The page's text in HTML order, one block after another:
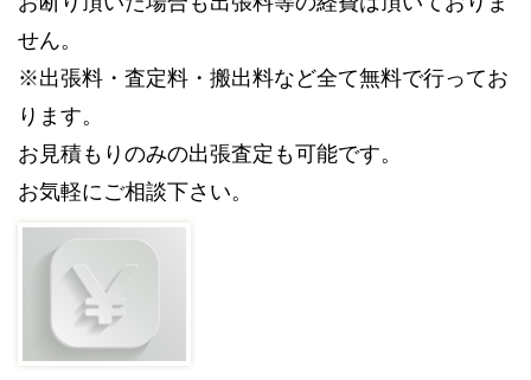
せん。
※出張料・査定料・搬出料など全て無料で行ってお
ります。
お見積もりのみの出張査定も可能です。
お気軽にご相談下さい。